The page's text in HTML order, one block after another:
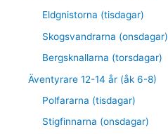
Eldgnistorna (tisdagar)
Skogsvandrarna (onsdagar)
Bergsknallarna (torsdagar)
Äventyrare 12-14 år (åk 6-8)
Polfararna (tisdagar)
Stigfinnarna (onsdagar)